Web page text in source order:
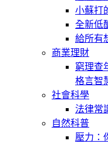
小蘇打
全新低
給所有
商業理財
窮理查
格言智
社會科學
法律常
自然科普
壓力：